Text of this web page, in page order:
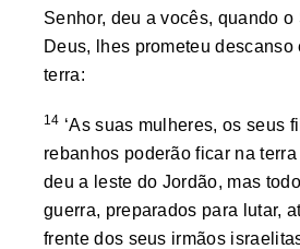
Senhor, deu a vocês, quando o
Deus, lhes prometeu descanso
terra:
14 ‘As suas mulheres, os seus
rebanhos poderão ficar na
deu a leste do Jordão, mas
guerra, preparados para lutar,
frente dos seus irmãos